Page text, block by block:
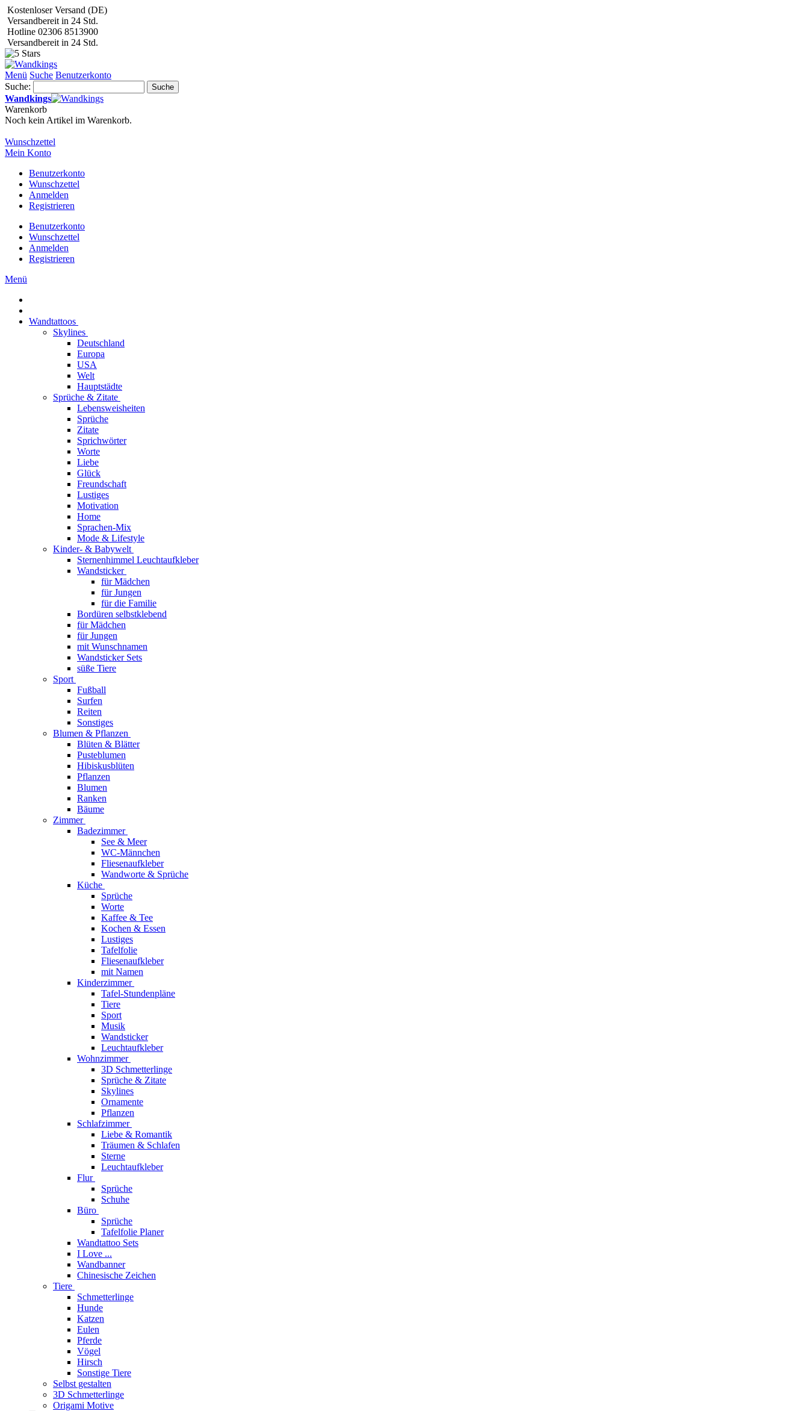
Kostenloser Versand (DE)
Versandbereit in 24 Std.
Hotline 02306 8513900
Versandbereit in 24 Std.
Menü Suche Benutzerkonto
Suche:
Suche
Wandkings
Warenkorb
Noch kein Artikel im Warenkorb.
Wunschzettel
Mein Konto
Benutzerkonto
Wunschzettel
Anmelden
Registrieren
Benutzerkonto
Wunschzettel
Anmelden
Registrieren
Menü
Wandtattoos
Skylines
Deutschland
Europa
USA
Welt
Hauptstädte
Sprüche & Zitate
Lebensweisheiten
Sprüche
Zitate
Sprichwörter
Worte
Liebe
Glück
Freundschaft
Lustiges
Motivation
Home
Sprachen-Mix
Mode & Lifestyle
Kinder- & Babywelt
Sternenhimmel Leuchtaufkleber
Wandsticker
für Mädchen
für Jungen
für die Familie
Bordüren selbstklebend
für Mädchen
für Jungen
mit Wunschnamen
Wandsticker Sets
süße Tiere
Sport
Fußball
Surfen
Reiten
Sonstiges
Blumen & Pflanzen
Blüten & Blätter
Pusteblumen
Hibiskusblüten
Pflanzen
Blumen
Ranken
Bäume
Zimmer
Badezimmer
See & Meer
WC-Männchen
Fliesenaufkleber
Wandworte & Sprüche
Küche
Sprüche
Worte
Kaffee & Tee
Kochen & Essen
Lustiges
Tafelfolie
Fliesenaufkleber
mit Namen
Kinderzimmer
Tafel-Stundenpläne
Tiere
Sport
Musik
Wandsticker
Leuchtaufkleber
Wohnzimmer
3D Schmetterlinge
Sprüche & Zitate
Skylines
Ornamente
Pflanzen
Schlafzimmer
Liebe & Romantik
Träumen & Schlafen
Sterne
Leuchtaufkleber
Flur
Sprüche
Schuhe
Büro
Sprüche
Tafelfolie Planer
Wandtattoo Sets
I Love ...
Wandbanner
Chinesische Zeichen
Tiere
Schmetterlinge
Hunde
Katzen
Eulen
Pferde
Vögel
Hirsch
Sonstige Tiere
Selbst gestalten
3D Schmetterlinge
Origami Motive